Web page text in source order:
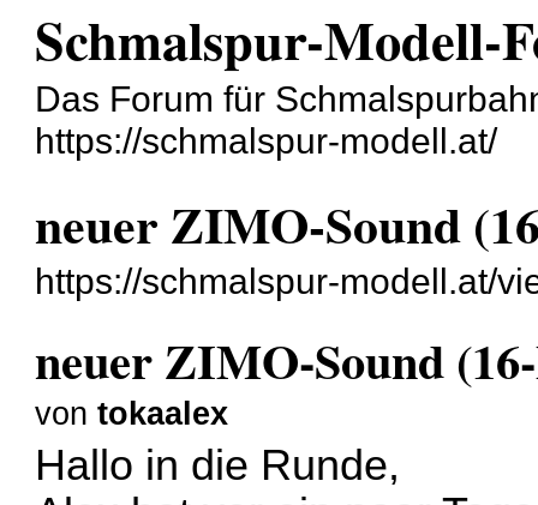
Schmalspur-Modell-
Das Forum für
https://schmalspur-modell.at/
neuer ZIMO-Sound
https://schmalspur-modell.at/
neuer ZIMO-Sound
vontokaalex
Hallo in die Runde,